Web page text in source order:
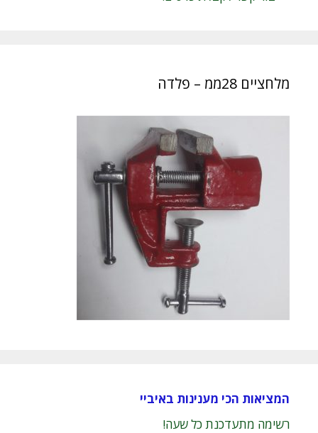
מלחציים 28ממ – פלדה
המציאות הכי מענינות באיביי
רשימה מתעדכנת כל שעה!